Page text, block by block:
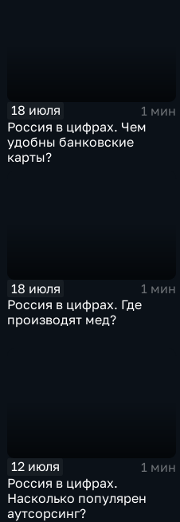
18 июля
1 мин
Россия в цифрах. Чем
удобны банковские
карты?
18 июля
1 мин
Россия в цифрах. Где
производят мед?
12 июля
1 мин
Россия в цифрах.
Насколько популярен
аутсорсинг?